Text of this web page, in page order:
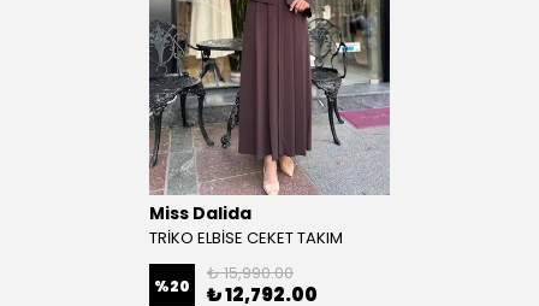
Miss Dalida
TRİKO ELBİSE CEKET TAKIM
%20
₺ 15,990.00
₺ 12,792.00